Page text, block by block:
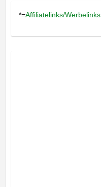
*=Affiliatelinks/Werbelinks